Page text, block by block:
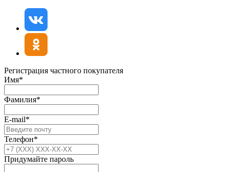
Регистрация частного покупателя
Имя*
Фамилия*
E-mail*
Телефон*
Придумайте пароль